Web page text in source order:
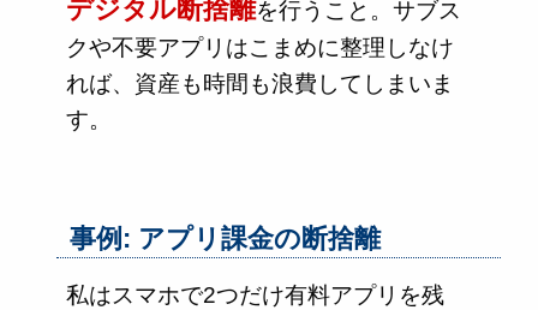
デジタル断捨離を行うこと。サブス
クや不要アプリはこまめに整理しなけ
れば、資産も時間も浪費してしまいま
す。
事例: アプリ課金の断捨離
私はスマホで2つだけ有料アプリを残